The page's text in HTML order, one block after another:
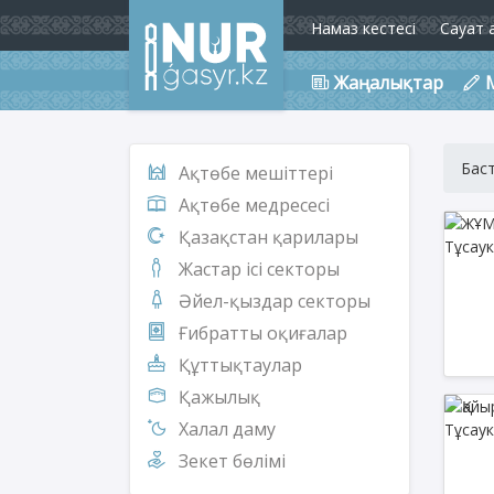
Намаз кестесі Сауат
Жаңалықтар
Ақтөбе мешіттері
Ақтөбе медресесі
Қазақстан қарилары
Жастар ісі секторы
Әйел-қыздар секторы
Ғибратты оқиғалар
Құттықтаулар
Қажылық
Халал даму
Зекет бөлімі